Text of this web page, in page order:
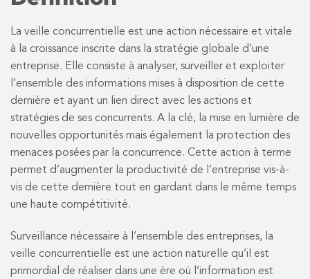
La veille concurrentielle est une action nécessaire et vitale
à la croissance inscrite dans la stratégie globale d’une
entreprise. Elle consiste à analyser, surveiller et exploiter
l’ensemble des informations mises à disposition de cette
dernière et ayant un lien direct avec les actions et
stratégies de ses concurrents. A la clé, la mise en lumière de
nouvelles opportunités mais également la protection des
menaces posées par la concurrence. Cette action à terme
permet d’augmenter la productivité de l’entreprise vis-à-
vis de cette dernière tout en gardant dans le même temps
une haute compétitivité.
Surveillance nécessaire à l’ensemble des entreprises, la
veille concurrentielle est une action naturelle qu’il est
primordial de réaliser dans une ère où l’information est